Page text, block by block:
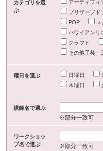
カテゴリを選
ぶ
アーティフィ
プリザーブド
POP
ス
ハワイアンリ
クラフト
その他手芸・
曜日を選ぶ 日曜日
木曜日
講師名で選ぶ
※部分一致可
ワークショッ
プ名で選ぶ
※部分一致可